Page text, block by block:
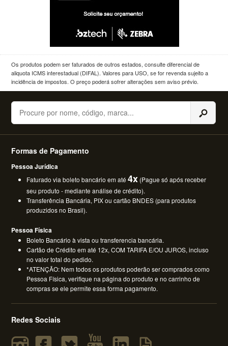
Os produtos podem ser faturados de outros estados, consulte diferencial de
aliquota ICMS interestadual (DIFAL). Valores para USO, se for revenda sujeito a
incidência de impostos. O preço poderá sofrer alterações sem aviso prévio.
Buscar
Formas de Pagamento
Pessoa Jurídica
Faturado via boleto bancário em até4x (Pague só após receber
seu produto - mediante análise de crédito).
Transferência Bancária, PIX ou cartão BNDES (para produtos
produzidos no Brasil).
Pessoa Física
Boleto Bancário à vista ou transferencia bancária.
Cartão de Crédito em até 12x, COM TARIFA E/OU JUROS, incluso
no valor total do pedido.
*ATENÇÃO: Nem todos os produtos poderão ser comprados como
Pessoa Física, verifique na página do produto e no carrinho de
compras se ele permite essa forma pagamento.
Redes Sociais